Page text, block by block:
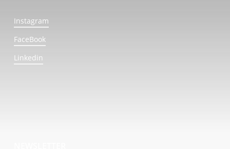
Instagram
FaceBook
Linkedin